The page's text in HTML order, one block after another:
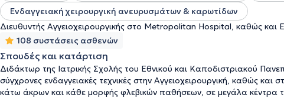
Ενδαγγειακή χειρουργική ανευρυσμάτων & καρωτίδων
Διευθυντής Αγγειοχειρουργικής στο Metropolitan Hospital, καθώς
108 συστάσεις ασθενών
Σπουδές και κατάρτιση
Διδάκτωρ της Ιατρικής Σχολής του Εθνικού και Καποδιστριακού
σύγχρονες ενδαγγειακές τεχνικές στην Αγγειοχειρουργική, καθώς
κάτω άκρων και κάθε μορφής φλεβικών παθήσεων, σε μεγάλα κέντρα